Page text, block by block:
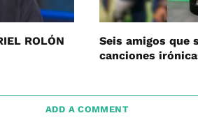
ROLÓN
Seis amigos que
canciones
ADD A COMMENT